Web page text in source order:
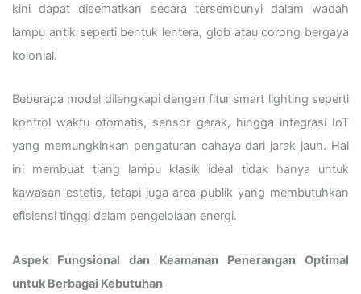
kini dapat disematkan secara tersembunyi dalam wadah
lampu antik seperti bentuk lentera, glob atau corong bergaya
kolonial.
Beberapa model dilengkapi dengan fitur smart lighting seperti
kontrol waktu otomatis, sensor gerak, hingga integrasi IoT
yang memungkinkan pengaturan cahaya dari jarak jauh. Hal
ini membuat tiang lampu klasik ideal tidak hanya untuk
kawasan estetis, tetapi juga area publik yang membutuhkan
efisiensi tinggi dalam pengelolaan energi.
Aspek Fungsional dan Keamanan Penerangan Optimal
untuk Berbagai Kebutuhan